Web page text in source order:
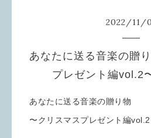
2022/11/
あなたに送る音楽の贈
プレゼント編vol.2
あなたに送る音楽の贈り物
〜クリスマスプレゼント編